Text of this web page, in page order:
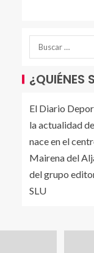
¿QUIÉNES
El Diario
la actualidad
nace en el
Mairena del
del grupo
SLU